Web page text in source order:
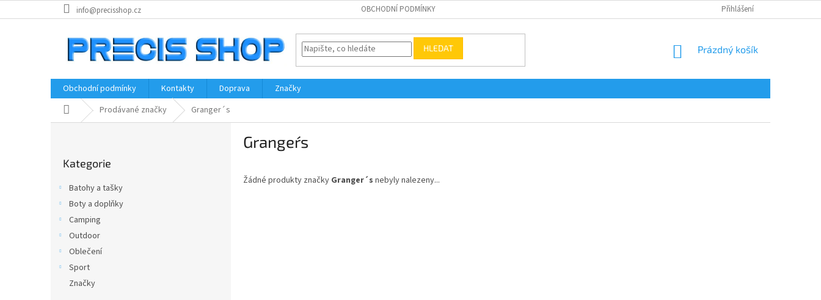
na
info@precisshop.cz OBCHODNÍ PODMÍNKY Přihlášení
HLEDAT
NÁKUPNÍ
Prázdný košík
Obchodní podmínky Kontakty Doprava
Značky
Domů Prodávané značky Granger´s
kategorie
Kategorie
Batohy a tašky
Boty a doplňky
Camping
Outdoor
Oblečení
Sport
Značky
Granger´s
Žádné produkty značky Granger´s nebyly nalezeny...